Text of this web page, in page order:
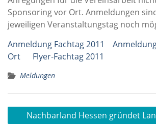
Sponsoring vor Ort. Anmeldungen
jeweiligen Veranstaltungstag noch
Anmeldung Fachtag 2011
Ort
Flyer-Fachtag 2011
Meldungen
Beitragsnavigation
Nachbarland Hessen gründet